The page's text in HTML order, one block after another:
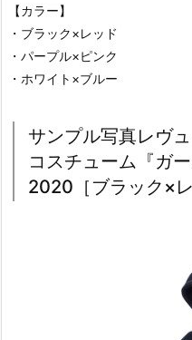
【カラー】
・ブラック×レッド
・パープル×ピンク
・ホワイト×ブルー
サンプル写真レヴ
コスチューム『ガ
2020［ブラック×